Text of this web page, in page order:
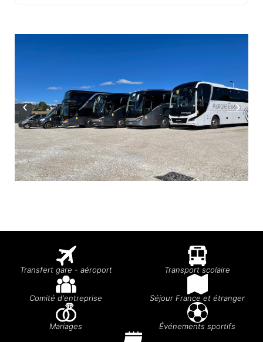
Transfert gare - aéroport Transport scolaire
Comité d'entreprise Séjour France et étranger
Mariages Événements sportifs